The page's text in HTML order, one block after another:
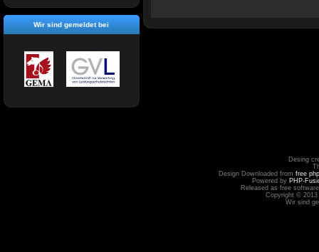
Wir sind gemeldet bei
Desing
Design Downloaded from free
Powered by PHP-
Released as free
Copyright ©
Wir sind